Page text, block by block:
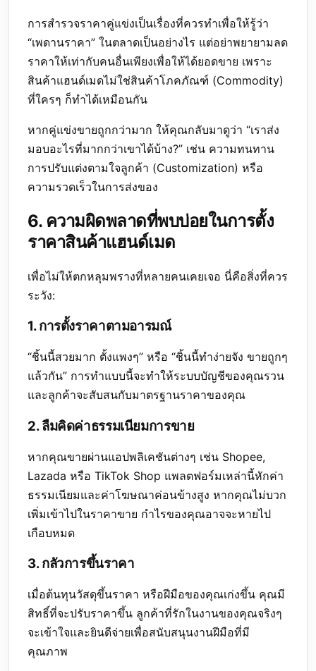
การสำรวจราคาคู่แข่งเป็นเรื่องที่ควรทำเพื่อให้รู้ว่า
“เพดานราคา” ในตลาดเป็นอย่างไร แต่อย่าพยายามลด
ราคาให้เท่ากับคนอื่นเพียงเพื่อให้ได้ยอดขาย เพราะ
สินค้าแฮนด์เมดไม่ใช่สินค้าโภคภัณฑ์ (Commodity)
ที่ใครๆ ก็ทำได้เหมือนกัน
หากคู่แข่งขายถูกกว่ามาก ให้คุณกลับมาดูว่า “เราส่ง
มอบอะไรที่มากกว่าเขาได้บ้าง?” เช่น ความทนทาน
การปรับแต่งตามใจลูกค้า (Customization) หรือ
ความรวดเร็วในการส่งของ
6. ความผิดพลาดที่พบบ่อยในการตั้ง
ราคาสินค้าแฮนด์เมด
เพื่อไม่ให้ตกหลุมพรางที่หลายคนเคยเจอ นี่คือสิ่งที่ควร
ระวัง:
1. การตั้งราคาตามอารมณ์
“ชิ้นนี้สวยมาก ตั้งแพงๆ” หรือ “ชิ้นนี้ทำง่ายจัง ขายถูกๆ
แล้วกัน” การทำแบบนี้จะทำให้ระบบบัญชีของคุณรวน
และลูกค้าจะสับสนกับมาตรฐานราคาของคุณ
2. ลืมคิดค่าธรรมเนียมการขาย
หากคุณขายผ่านแอปพลิเคชันต่างๆ เช่น Shopee,
Lazada หรือ TikTok Shop แพลตฟอร์มเหล่านี้หักค่า
ธรรมเนียมและค่าโฆษณาค่อนข้างสูง หากคุณไม่บวก
เพิ่มเข้าไปในราคาขาย กำไรของคุณอาจจะหายไป
เกือบหมด
3. กลัวการขึ้นราคา
เมื่อต้นทุนวัสดุขึ้นราคา หรือฝีมือของคุณเก่งขึ้น คุณมี
สิทธิ์ที่จะปรับราคาขึ้น ลูกค้าที่รักในงานของคุณจริงๆ
จะเข้าใจและยินดีจ่ายเพื่อสนับสนุนงานฝีมือที่มี
คุณภาพ